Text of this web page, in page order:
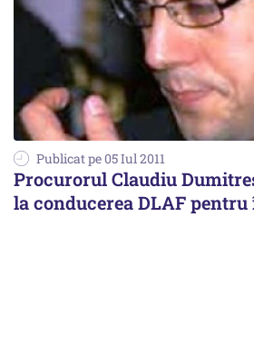
Publicat pe 05 Iul 2011
Procurorul Claudiu
la conducerea DLAF